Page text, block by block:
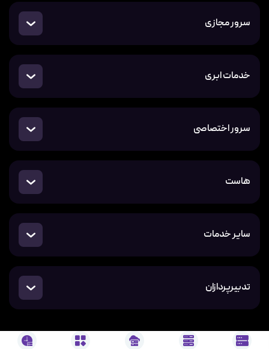
سرور مجازی
خدمات ابری
سرور اختصاصی
هاست
سایر خدمات
تدبیرپردازان